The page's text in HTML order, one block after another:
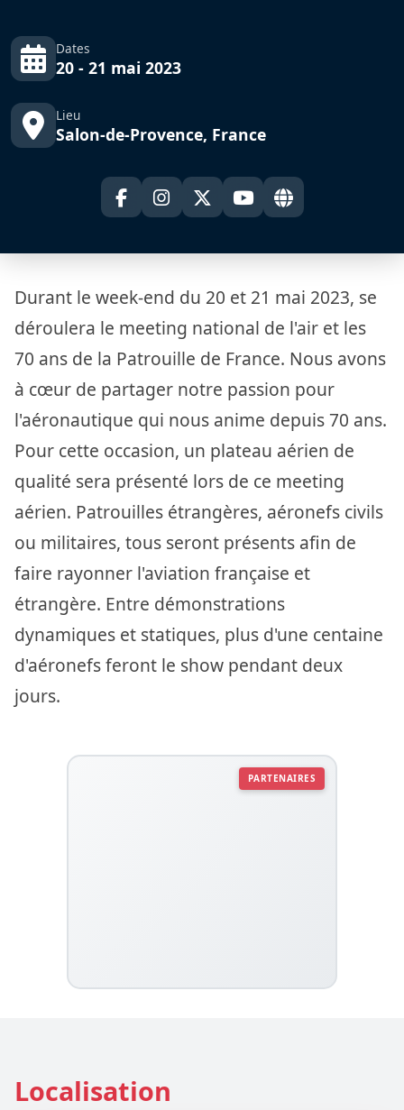
Dates
20 - 21 mai 2023
Lieu
Salon-de-Provence, France
Durant le week-end du 20 et 21 mai 2023, se
déroulera le meeting national de l'air et les
70 ans de la Patrouille de France. Nous avons
à cœur de partager notre passion pour
l'aéronautique qui nous anime depuis 70 ans.
Pour cette occasion, un plateau aérien de
qualité sera présenté lors de ce meeting
aérien. Patrouilles étrangères, aéronefs civils
ou militaires, tous seront présents afin de
faire rayonner l'aviation française et
étrangère. Entre démonstrations
dynamiques et statiques, plus d'une centaine
d'aéronefs feront le show pendant deux
jours.
PARTENAIRES
Localisation